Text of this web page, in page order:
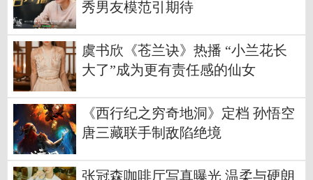
秀男友模范引期待
虞书欣《苍兰诀》热播 “小兰花长
大了”成为更有责任感的仙女
《西行纪之穷奇地洞》定档 孙悟空
唐三藏联手制敌陷绝境
张冠森咖啡厅写真曝光 温柔与硬朗